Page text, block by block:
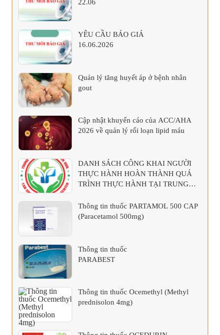
22.06
YÊU CẦU BÁO GIÁ
16.06.2026
Quản lý tăng huyết áp ở bệnh nhân
gout
Cập nhật khuyến cáo của ACC/AHA
2026 về quản lý rối loạn lipid máu
DANH SÁCH CÔNG KHAI NGƯỜI
THỰC HÀNH HOÀN THÀNH QUÁ
TRÌNH THỰC HÀNH TẠI TRUNG
Thông tin thuốc PARTAMOL 500 CAP
(Paracetamol 500mg)
Thông tin thuốc
PARABEST
Thông tin thuốc Ocemethyl (Methyl
prednisolon 4mg)